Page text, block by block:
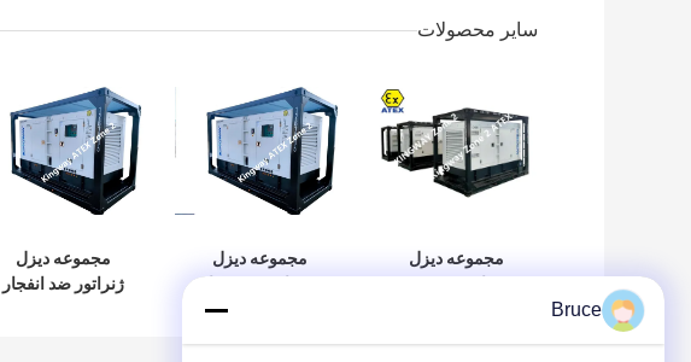
سایر محصولات
مجموعه دیزل
مجموعه دیزل
مجموعه دیزل
ژنراتور ضد انفجار
Bruce